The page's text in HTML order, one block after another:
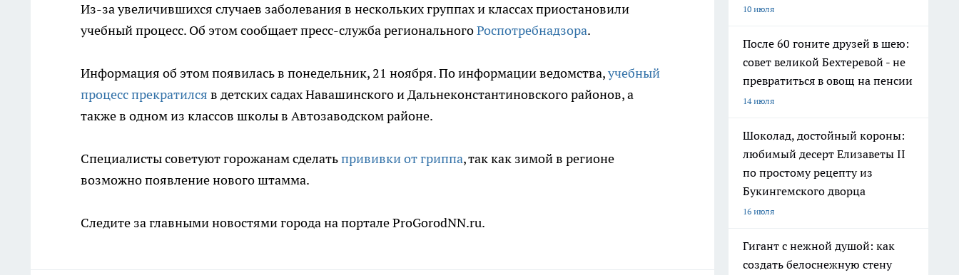
Из-за увеличившихся случаев заболевания в нескольких группах и классах приостановили
учебный процесс. Об этом сообщает пресс-служба региональногоРоспотребнадзора.
Информация об этом появилась в понедельник, 21 ноября. По информации ведомства,учебный
процесс прекратился в детских садах Навашинского и Дальнеконстантиновского районов, а
также в одном из классов школы в Автозаводском районе.
Специалисты советуют горожанам сделатьпрививки от гриппа, так как зимой в регионе
возможно появление нового штамма.
Следите за главными новостями города на портале ProGorodNN.ru.
10 июля
После 60 гоните друзей в шею:
совет великой Бехтеревой - не
превратиться в овощ на пенсии
14 июля
Шоколад, достойный короны:
любимый десерт Елизаветы II
по простому рецепту из
Букингемского дворца
16 июля
Гигант с нежной душой: как
создать белоснежную стену